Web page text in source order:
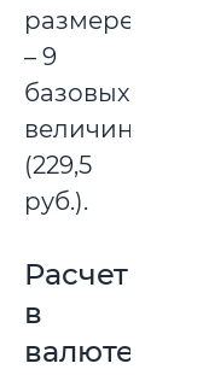
размере
– 9
базовых
величин
(229,5
руб.).
Расчет
в
валюте